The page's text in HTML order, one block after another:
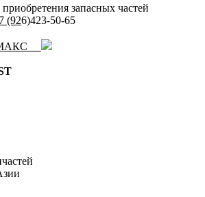
запасных частей
(926)423-50-65
МАКС